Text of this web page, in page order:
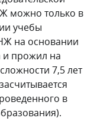
можно только в
учебы
на основании
и прожил на
7,5 лет
в